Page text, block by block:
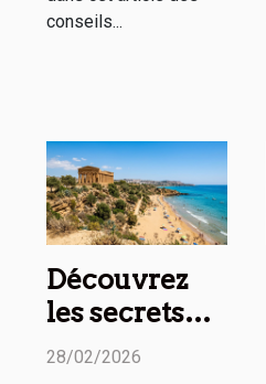
conseils...
Découvrez
les secrets
des temples
28/02/2026